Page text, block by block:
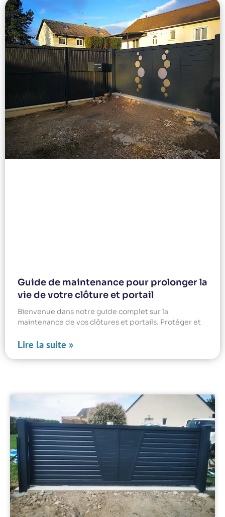
Guide de maintenance pour prolonger la
vie de votre clôture et portail
Bienvenue dans notre guide complet sur la
maintenance de vos clôtures et portails. Protéger et
Lire la suite »